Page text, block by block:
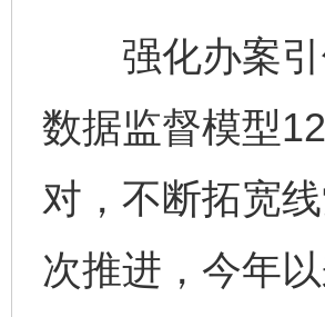
强化办案引
数据监督模型
对，不断拓宽
次推进，今年